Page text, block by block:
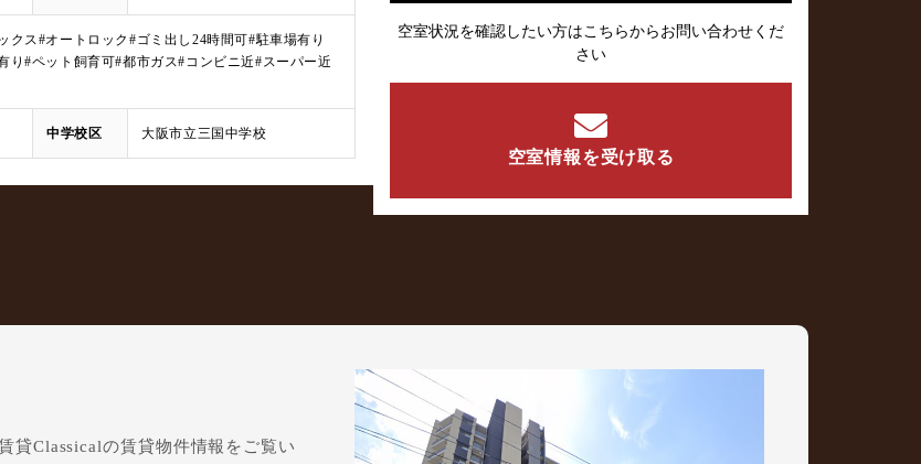
クス#オートロック#ゴミ出し24時間可#駐車場有り
り#ペット飼育可#都市ガス#コンビニ近#スーパー近
中学校区 大阪市立三国中学校
空室状況を確認したい方はこちらからお問い合わせくだ
さい
空室情報を受け取る
貸Classicalの賃貸物件情報をご覧い